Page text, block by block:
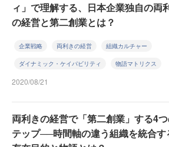
ィ」で理解する、日本企業独自の両
の経営と第二創業とは？
企業戦略 両利きの経営 組織カルチャー
ダイナミック・ケイパビリティ 物語マトリクス
2020/08/21
両利きの経営で「第二創業」する4
テップ──時間軸の違う組織を統合す